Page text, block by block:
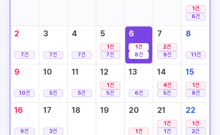
1건
6건
2
7건
3
7건
4
7건
5
1건
7건
6
1건
8건
7
2건
9건
8
11건
9
10건
10
5건
11
5건
12
1건
5건
13
6건
14
4건
5건
15
1건
9건
16
9건
17
3건
18 19 20
1건
21
1건
1건
22
1건
2건